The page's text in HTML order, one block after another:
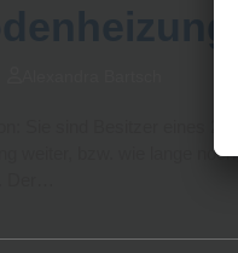
Sie sind Besitzer eines
weiter, bzw. wie lange